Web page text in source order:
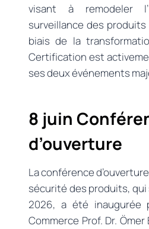
visant à remodeler
surveillance des
biais de la
Certification est
ses deux événements
8 juin
d’ouverture
La conférence
sécurité des produits, qui
2026, a été inaugurée
Commerce Prof. Dr.